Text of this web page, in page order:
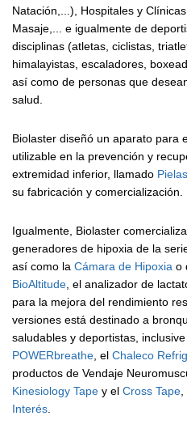
Natación,...), Hospitales y
Masaje,... e igualmente de
disciplinas (atletas, ciclistas,
himalayistas, escaladores,
así como de personas que
salud.
Biolaster diseñó un aparato para
utilizable en la prevención y
extremidad inferior, llamado
su fabricación y comercialización.
Igualmente, Biolaster
generadores de hipoxia de la
así como la Cámara de Hipoxia o
BioAltitude, el analizador de
para la mejora del rendimiento
versiones está destinado a
saludables y deportistas,
POWERbreathe, el Chaleco
productos de Vendaje
Kinesiology Tape y el Cross Tape,
Interés.